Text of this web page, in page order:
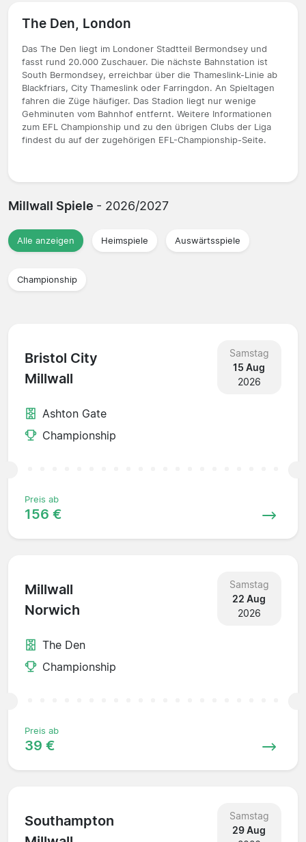
The Den, London
Das The Den liegt im Londoner Stadtteil Bermondsey und
fasst rund 20.000 Zuschauer. Die nächste Bahnstation ist
South Bermondsey, erreichbar über die Thameslink-Linie ab
Blackfriars, City Thameslink oder Farringdon. An Spieltagen
fahren die Züge häufiger. Das Stadion liegt nur wenige
Gehminuten vom Bahnhof entfernt. Weitere Informationen
zum EFL Championship und zu den übrigen Clubs der Liga
findest du auf der zugehörigen EFL-Championship-Seite.
Millwall Spiele - 2026/2027
Alle anzeigen Heimspiele Auswärtsspiele
Championship
Bristol City
Millwall
Samstag
15 Aug
2026
Ashton Gate
Championship
Preis ab
156 €
Millwall
Norwich
Samstag
22 Aug
2026
The Den
Championship
Preis ab
39 €
Southampton
Samstag
29 Aug